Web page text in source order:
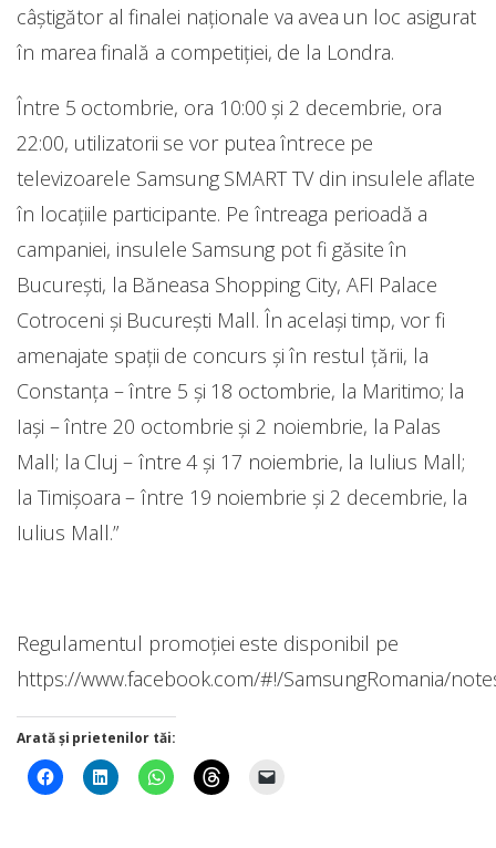
câștigător al finalei naționale va avea un loc asigurat
în marea finală a competiției, de la Londra.
Între 5 octombrie, ora 10:00 și 2 decembrie, ora
22:00, utilizatorii se vor putea întrece pe
televizoarele Samsung SMART TV din insulele aflate
în locațiile participante. Pe întreaga perioadă a
campaniei, insulele Samsung pot fi găsite în
București, la Băneasa Shopping City, AFI Palace
Cotroceni și București Mall. În același timp, vor fi
amenajate spații de concurs și în restul țării, la
Constanța – între 5 și 18 octombrie, la Maritimo; la
Iași – între 20 octombrie și 2 noiembrie, la Palas
Mall; la Cluj – între 4 și 17 noiembrie, la Iulius Mall;
la Timișoara – între 19 noiembrie și 2 decembrie, la
Iulius Mall.”
Regulamentul promoției este disponibil pe
https://www.facebook.com/#!/SamsungRomania/
Arată și prietenilor tăi: